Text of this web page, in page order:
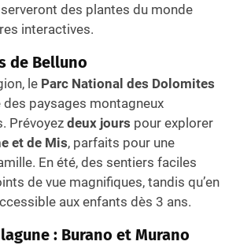
des plantes du monde
interactives.
de Belluno
le Parc National des Dolomites
paysages montagneux
Prévoyez deux jours pour explorer
et de Mis, parfaits pour une
En été, des sentiers faciles
de vue magnifiques, tandis qu’en
aux enfants dès 3 ans.
: Burano et Murano